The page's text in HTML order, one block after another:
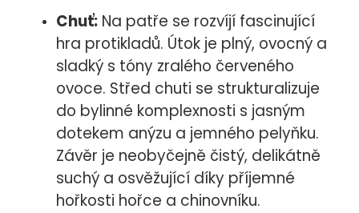
Chuť: Na patře se rozvíjí fascinující
hra protikladů. Útok je plný, ovocný a
sladký s tóny zralého červeného
ovoce. Střed chuti se strukturalizuje
do bylinné komplexnosti s jasným
dotekem anýzu a jemného pelyňku.
Závěr je neobyčejně čistý, delikátně
suchý a osvěžující díky příjemné
hořkosti hořce a chinovníku.